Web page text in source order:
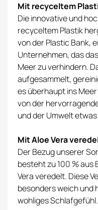
Mit recyceltem
Die innovative und
recyceltem Plastik
von der Plastic Bank,
Unternehmen, das
Meer zu verhindern.
aufgesammelt,
es überhaupt ins
von der
und der Umwelt
Mit Aloe Vera
Der Bezug unserer
besteht zu 100 % aus
Vera veredelt. Diese
besonders weich und
wohliges Schlafgefühl.